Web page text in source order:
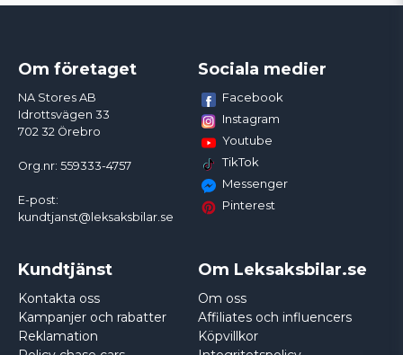
Om företaget
NA Stores AB
Idrottsvägen 33
702 32 Örebro
Org.nr: 559333-4757
E-post:
kundtjanst@leksaksbilar.se
Sociala medier
Facebook
Instagram
Youtube
TikTok
Messenger
Pinterest
Kundtjänst
Kontakta oss
Kampanjer och rabatter
Reklamation
Om Leksaksbilar.se
Om oss
Affiliates och influencers
Köpvillkor